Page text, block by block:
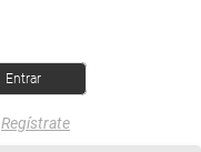
Regístrate